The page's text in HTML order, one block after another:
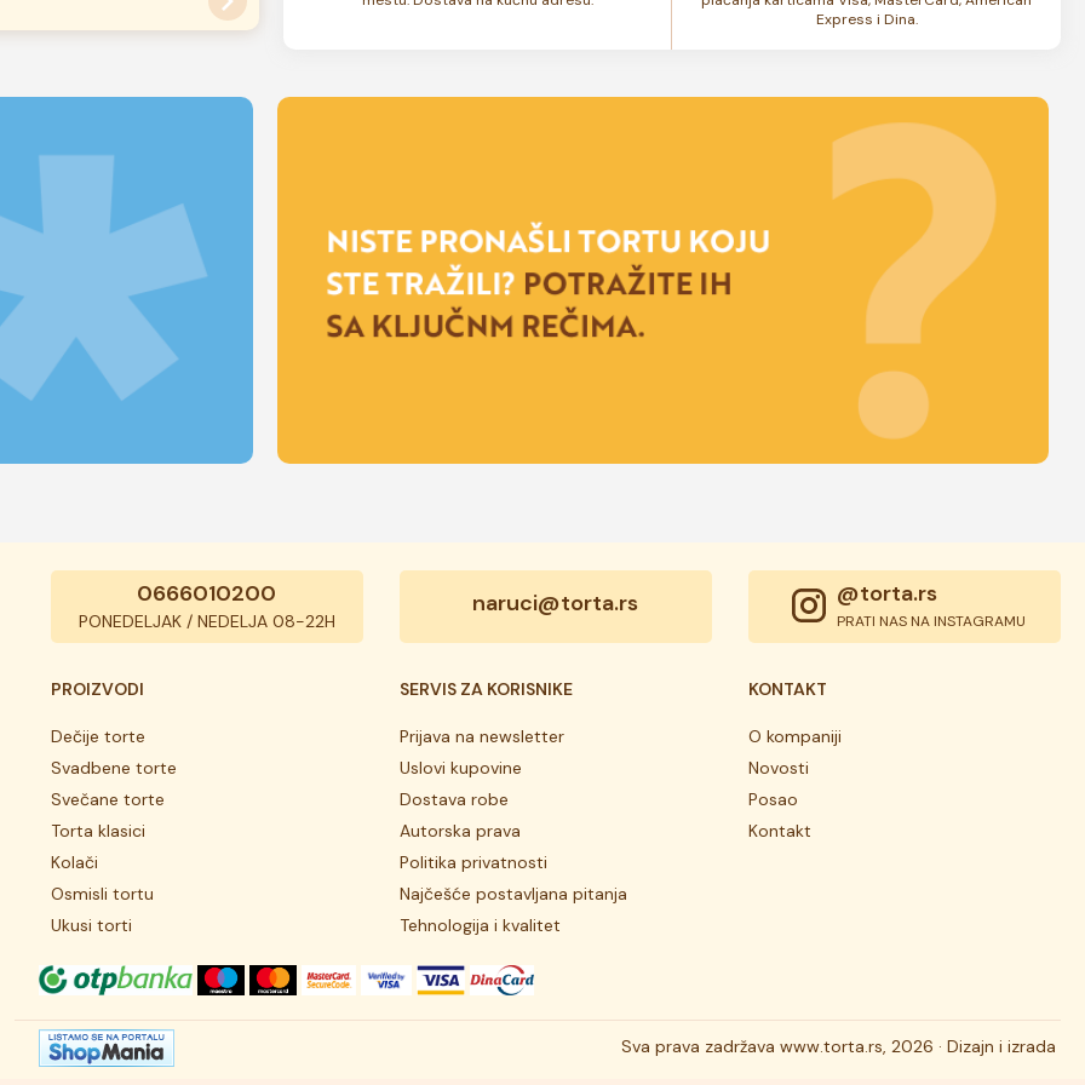
Express i Dina.
0666010200
PONEDELJAK / NEDELJA 08-22H
naruci@torta.rs @torta.rs
PRATI NAS NA INSTAGRAMU
PROIZVODI
Dečije torte
Svadbene torte
Svečane torte
Torta klasici
Kolači
Osmisli tortu
Ukusi torti
SERVIS ZA KORISNIKE
Prijava na newsletter
Uslovi kupovine
Dostava robe
Autorska prava
Politika privatnosti
Najčešće postavljana pitanja
Tehnologija i kvalitet
KONTAKT
O kompaniji
Novosti
Posao
Kontakt
Sva prava zadržava www.torta.rs, 2026 · Dizajn i izrada